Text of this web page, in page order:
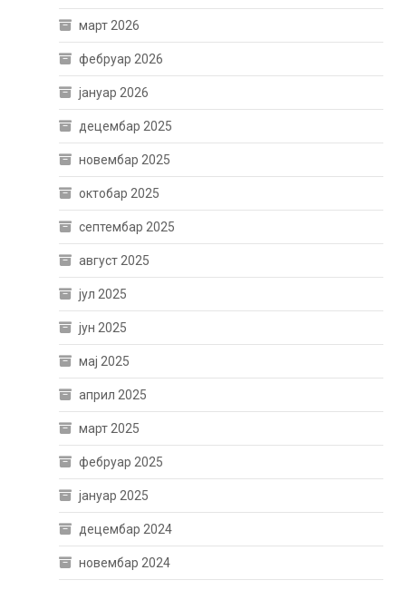
март 2026
фебруар 2026
јануар 2026
децембар 2025
новембар 2025
октобар 2025
септембар 2025
август 2025
јул 2025
јун 2025
мај 2025
април 2025
март 2025
фебруар 2025
јануар 2025
децембар 2024
новембар 2024